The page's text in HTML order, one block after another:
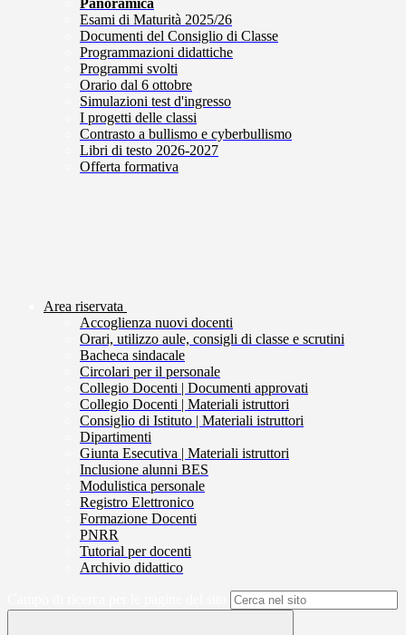
Panoramica
Esami di Maturità 2025/26
Documenti del Consiglio di Classe
Programmazioni didattiche
Programmi svolti
Orario dal 6 ottobre
Simulazioni test d'ingresso
I progetti delle classi
Contrasto a bullismo e cyberbullismo
Libri di testo 2026-2027
Offerta formativa
Area riservata
Accoglienza nuovi docenti
Orari, utilizzo aule, consigli di classe e scrutini
Bacheca sindacale
Circolari per il personale
Collegio Docenti | Documenti approvati
Collegio Docenti | Materiali istruttori
Consiglio di Istituto | Materiali istruttori
Dipartimenti
Giunta Esecutiva | Materiali istruttori
Inclusione alunni BES
Modulistica personale
Registro Elettronico
Formazione Docenti
PNRR
Tutorial per docenti
Archivio didattico